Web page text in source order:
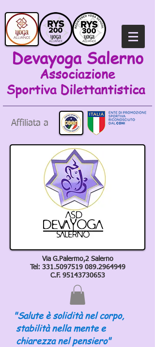
Devayoga Salerno
Associazione
Sportiva Dilettantistica
Affiliata a
Via G.Palermo,2 Salerno
Tel: 331.5097519 089.2964949
C.F. 95143730653
"Salute è solidità nel corpo,
stabilità nella mente e
chiarezza nel pensiero"